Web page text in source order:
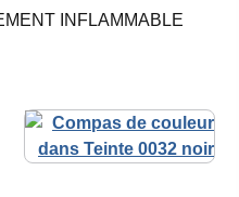
INFLAMMABLE